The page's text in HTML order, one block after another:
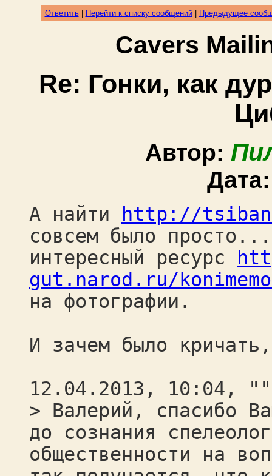
Ответить| Перейти к списку сообщений| Предыдущее
Cavers
Re: Гонки, как
Автор:
А найти
http://
совсем было
интересный ресурс
gut.narod.ru/
на фотографии.
И зачем было
12.04.2013, 10:04,
> Валерий, спасибо
до сознания
общественности на